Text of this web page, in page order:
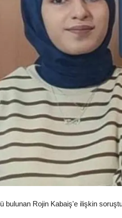
bulunan Rojin Kabaiş'e ilişkin